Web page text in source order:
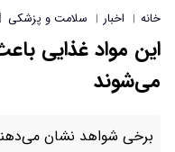
خانه | اخبار | سلامت و پزشکی
این مواد غذایی
می‌شوند
برخی شواهد نشان